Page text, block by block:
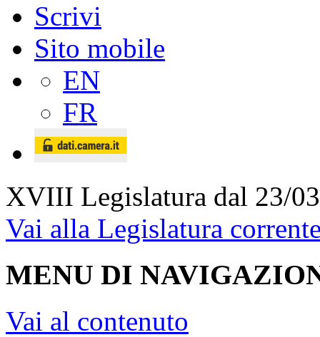
Scrivi
Sito mobile
EN
FR
XVIII Legislatura dal 23/
Vai alla Legislatura
MENU DI
Vai al contenuto